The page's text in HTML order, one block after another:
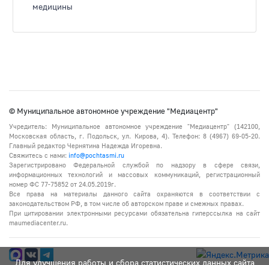
медицины
Для улучшения работы и сбора статистических данных сайта
© Муниципальное автономное учреждение "Медиацентр"
Учредитель: Муниципальное автономное учреждение "Медиацентр" (142100,
Московская область, г. Подольск, ул. Кирова, 4). Телефон: 8 (4967) 69-05-20.
Главный редактор Чернятина Надежда Игоревна.
Свяжитесь с нами: info@pochtasmi.ru
Зарегистрировано Федеральной службой по надзору в сфере связи,
информационных технологий и массовых коммуникаций, регистрационный
номер ФС 77-75852 от 24.05.2019г.
Все права на материалы данного сайта охраняются в соответствии с
законодательством РФ, в том числе об авторском праве и смежных правах.
При цитировании электронными ресурсами обязательна гиперссылка на сайт
maumediacenter.ru.